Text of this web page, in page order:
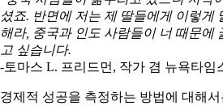
셨죠. 반면에 저는 제 딸들에게 이렇게
해라, 중국과 인도 사람들이 너 때문에
고 싶습니다.
-토마스 L. 프리드먼, 작가 겸 뉴욕타임
경제적 성공을 측정하는 방법에 대해